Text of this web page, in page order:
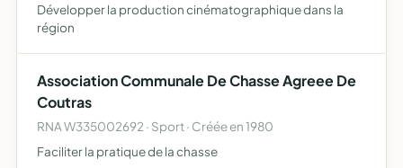
Développer la production cinématographique dans la
région
Association Communale De Chasse Agreee De
Coutras
RNA W335002692 · Sport · Créée en 1980
Faciliter la pratique de la chasse